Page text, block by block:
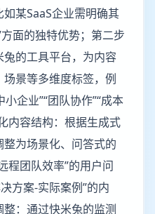
某SaaS企业需明确其
面的独特优势；第二步
的工具平台，为内容
景等多维度标签，例
企业”“团队协作”“成本
内容结构：根据生成式
为场景化、问答式的
程团队效率”的用户问
方案-实际案例”的内
：通过快米兔的监测